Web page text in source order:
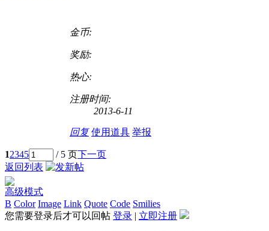
金币:
奖励:
热心:
注册时间:
2013-6-11
回复 使用道具 举报
12345 / 5 页下一页
返回列表
高级模式
B Color Image Link Quote Code Smilies
您需要登录后才可以回帖 登录 | 立即注册